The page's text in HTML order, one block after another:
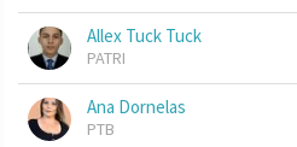
Allex Tuck Tuck
PATRI
Ana Dornelas
PTB